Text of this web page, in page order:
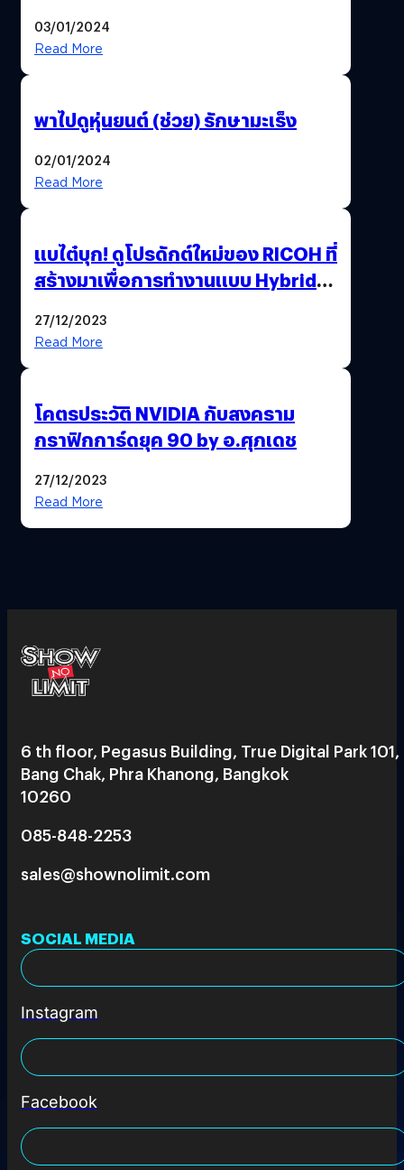
03/01/2024
Read More
พาไปดูหุ่นยนต์ (ช่วย) รักษามะเร็ง
02/01/2024
Read More
แบไต๋บุก! ดูโปรดักต์ใหม่ของ RICOH ที่
สร้างมาเพื่อการทำงานแบบ Hybrid
27/12/2023
Read More
โคตรประวัติ NVIDIA กับสงคราม
กราฟิกการ์ดยุค 90 by อ.ศุภเดช
27/12/2023
Read More
6 th floor, Pegasus Building, True Digital Park 101,
Bang Chak, Phra Khanong, Bangkok
10260
085-848-2253
sales@shownolimit.com
SOCIAL MEDIA
Instagram
Facebook